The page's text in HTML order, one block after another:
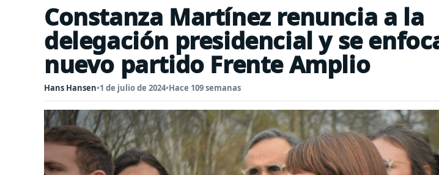
Constanza Martínez renuncia a la
delegación presidencial y se
nuevo partido Frente Amplio
Hans Hansen•1 de julio de 2024•Hace 109 semanas